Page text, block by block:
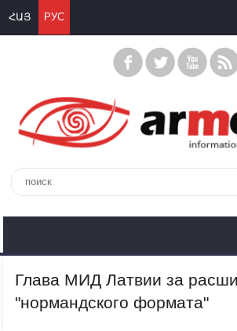
ՀԱՅ РУС
Глава МИД Латвии за
"нормандского формата"